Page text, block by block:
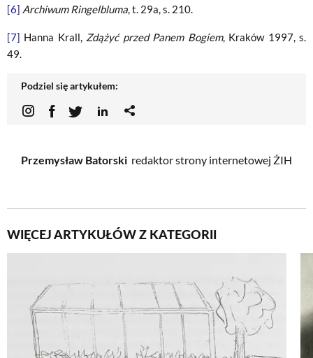
[6] Archiwum Ringelbluma, t. 29a, s. 210.
[7] Hanna Krall, Zdążyć przed Panem Bogiem, Kraków 1997, s.
49.
Podziel się artykułem:
Przemysław Batorski redaktor strony internetowej ŻIH
WIĘCEJ ARTYKUŁÓW Z KATEGORII